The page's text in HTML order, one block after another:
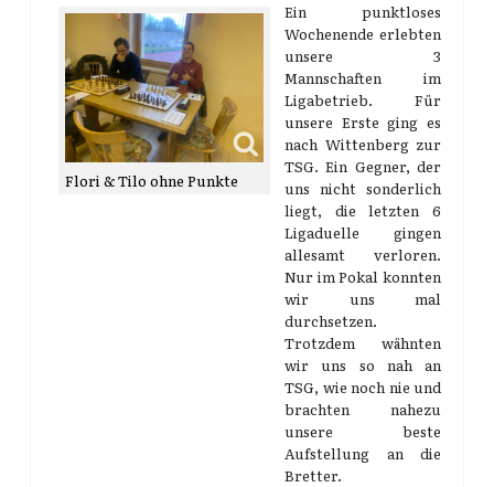
Flori & Tilo ohne Punkte
Ein punktloses
Wochenende erlebten
unsere 3
Mannschaften im
Ligabetrieb. Für
unsere Erste ging es
nach Wittenberg zur
TSG. Ein Gegner, der
uns nicht sonderlich
liegt, die letzten 6
Ligaduelle gingen
allesamt verloren.
Nur im Pokal konnten
wir uns mal
durchsetzen.
Trotzdem wähnten
wir uns so nah an
TSG, wie noch nie und
brachten nahezu
unsere beste
Aufstellung an die
Bretter.